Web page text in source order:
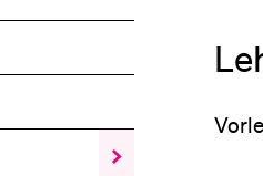
Zeige